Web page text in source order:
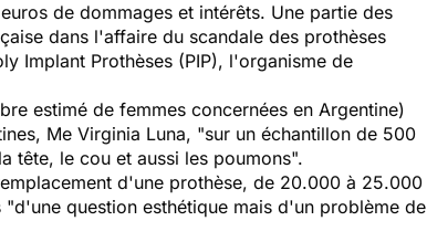
de dommages et intérêts. Une partie des
dans l'affaire du scandale des prothèses
Implant Prothèses (PIP), l'organisme de
estimé de femmes concernées en Argentine)
Me Virginia Luna, "sur un échantillon de 500
tête, le cou et aussi les poumons".
d'une prothèse, de 20.000 à 25.000
question esthétique mais d'un problème de